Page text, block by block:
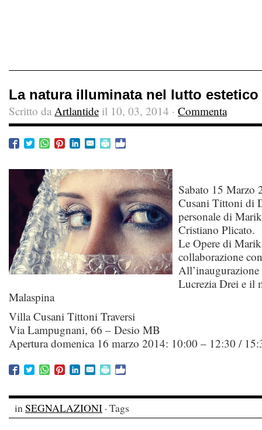
La natura illuminata nel lutto estetico
Scritto da Artlantide il 10, 03, 2014 · Commenta
Sabato 15 Marzo
Cusani Tittoni di
personale di
Cristiano Plicato.
Le Opere di
collaborazione
Lucrezia Drei e il
Malaspina
Villa Cusani Tittoni Traversi
Via Lampugnani, 66 – Desio MB
Apertura domenica 16 marzo 2014: 10:00 – 12:30 /
inSEGNALAZIONI · Tags